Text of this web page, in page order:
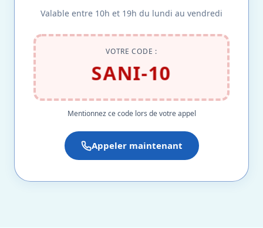
Valable entre 10h et 19h du lundi au vendredi
VOTRE CODE :
SANI-10
Mentionnez ce code lors de votre appel
Appeler maintenant